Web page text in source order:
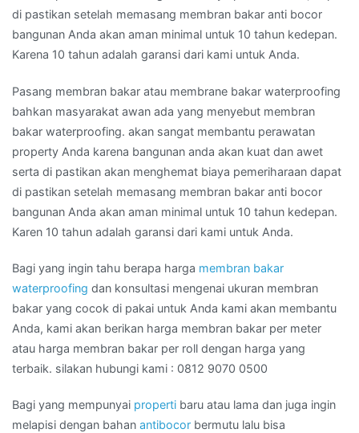
di pastikan setelah memasang membran bakar anti bocor
bangunan Anda akan aman minimal untuk 10 tahun kedepan.
Karena 10 tahun adalah garansi dari kami untuk Anda.
Pasang membran bakar atau membrane bakar waterproofing
bahkan masyarakat awan ada yang menyebut membran
bakar waterproofing. akan sangat membantu perawatan
property Anda karena bangunan anda akan kuat dan awet
serta di pastikan akan menghemat biaya pemeriharaan dapat
di pastikan setelah memasang membran bakar anti bocor
bangunan Anda akan aman minimal untuk 10 tahun kedepan.
Karen 10 tahun adalah garansi dari kami untuk Anda.
Bagi yang ingin tahu berapa harga membran bakar
waterproofing dan konsultasi mengenai ukuran membran
bakar yang cocok di pakai untuk Anda kami akan membantu
Anda, kami akan berikan harga membran bakar per meter
atau harga membran bakar per roll dengan harga yang
terbaik. silakan hubungi kami : 0812 9070 0500
Bagi yang mempunyai properti baru atau lama dan juga ingin
melapisi dengan bahan antibocor bermutu lalu bisa